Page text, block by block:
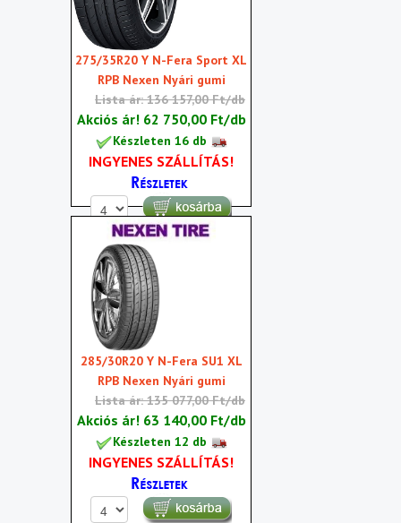
275/35R20 Y N-Fera Sport XL
RPB Nexen Nyári gumi
Lista ár: 136 157,00 Ft/db
Akciós ár! 62 750,00 Ft/db
Készleten 16 db
INGYENES SZÁLLÍTÁS!
285/30R20 Y N-Fera SU1 XL
RPB Nexen Nyári gumi
Lista ár: 135 077,00 Ft/db
Akciós ár! 63 140,00 Ft/db
Készleten 12 db
INGYENES SZÁLLÍTÁS!